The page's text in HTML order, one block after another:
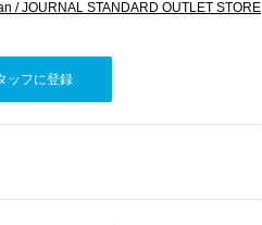
/ JOURNAL STANDARD OUTLET STORE
ッフに登録